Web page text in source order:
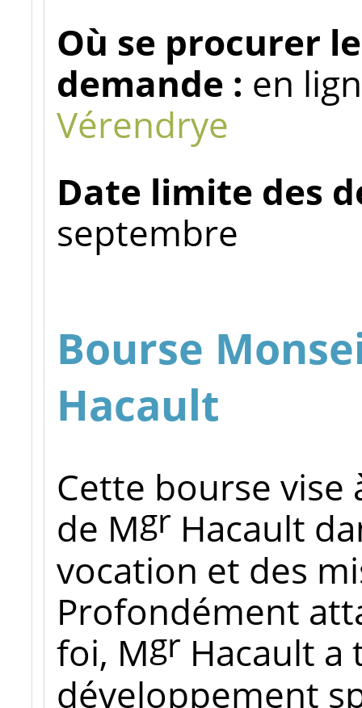
Où se procurer
demande : en
Vérendrye
Date limite des
septembre
Bourse
Hacault
Cette bourse
de Mgr Hacault
vocation et des
Profondément
foi, Mgr Hacault
développement